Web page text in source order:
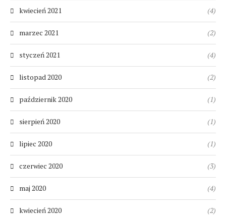
kwiecień 2021 (4)
marzec 2021 (2)
styczeń 2021 (4)
listopad 2020 (2)
październik 2020 (1)
sierpień 2020 (1)
lipiec 2020 (1)
czerwiec 2020 (3)
maj 2020 (4)
kwiecień 2020 (2)